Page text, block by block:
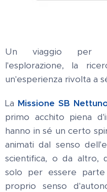
Un viaggio per
l'esplorazione, la
un'esperienza rivolta a
La Missione SB
primo acchito piena
hanno in sé un certo
animati dal senso
scientifica, o da altro,
solo per essere
proprio senso